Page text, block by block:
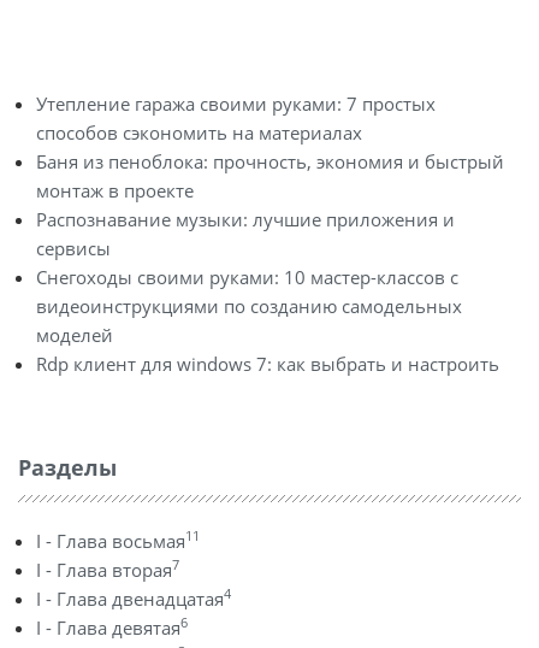
Утепление гаража своими руками: 7 простых
способов сэкономить на материалах
Баня из пеноблока: прочность, экономия и быстрый
монтаж в проекте
Распознавание музыки: лучшие приложения и
сервисы
Снегоходы своими руками: 10 мастер-классов с
видеоинструкциями по созданию самодельных
моделей
Rdp клиент для windows 7: как выбрать и настроить
Разделы
I - Глава восьмая11
I - Глава вторая7
I - Глава двенадцатая4
I - Глава девятая6